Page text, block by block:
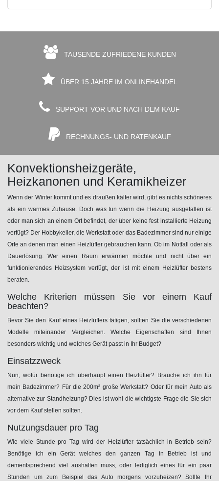
TAUSENDE ZUFRIEDENE KUNDEN
ÜBER 15 JAHRE IM ONLINEHANDEL
SUPPORT VOR UND NACH DEM KAUF
RECHNUNGS- UND RATENKAUF
Konvektionsheizgeräte,
Heizkanonen und Keramikheizer
Wenn der Winter kommt und es draußen kälter wird, gibt es nichts schöneres
als ein warmes Zuhause. Doch was tun wenn die Heizung ausgefallen ist
oder man sich an einem Ort befindet, der über keine fest installierte Heizung
verfügt? Der Hobbykeller, die Werkstatt oder das Badezimmer sind nur einige
Orte an denen man einen Heizlüfter gebrauchen kann. Ob im Notfall oder als
Dauerlösung. Wer einen Raum erwärmen möchte und nicht über ein
funktionierendes Heizsystem verfügt, der ist mit einem Heizlüfter bestens
beraten.
Welche Kriterien müssen Sie vor einem Kauf
beachten?
Bevor Sie den Kauf eines Heizlüfters tätigen, sollten Sie die verschiedenen
Modelle miteinander Vergleichen. Welche Eigenschaften sind Ihnen
besonders wichtig und welches Gerät passt in Ihr Budget?
Einsatzzweck
Nun, wofür benötige ich überhaupt einen Heizlüfter? Brauche ich ihn für
mein Badezimmer? Für die 200m² große Werkstatt? Oder für mein Auto als
alternative zur Standheizung? Dies ist wohl die wichtigste Frage die Sie sich
vor dem Kauf stellen sollten.
Nutzungsdauer pro Tag
Wie viele Stunde pro Tag wird der Heizlüfter tatsächlich in Betrieb sein?
Benötige ich ein Gerät welches den ganzen Tag in Betrieb ist und
dementsprechend viel aushalten muss, oder lediglich eines für ein paar
Stunden um zum Beispiel das Auto morgens vorzuheizen? Sollte Ihr